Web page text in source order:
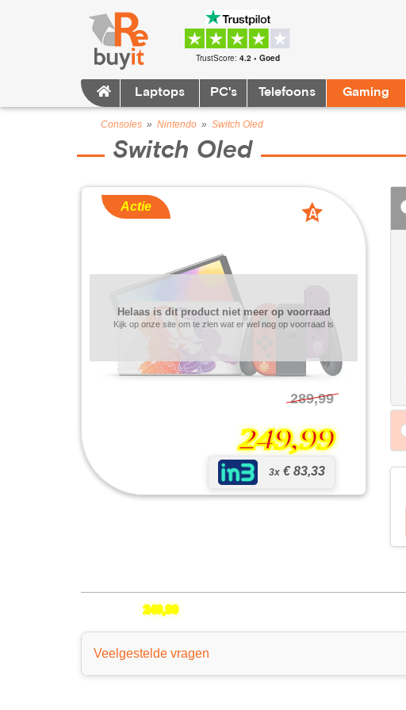
TrustScore: 4.2 • Goed
Laptops PC's Telefoons Gaming
Consoles » Nintendo » Switch Oled
Switch Oled
Actie
289,99
249,99
3x € 83,33
Helaas is dit product niet meer op voorraad
Kijk op onze site om te zien wat er wel nog op voorraad is
A
249,99
Veelgestelde vragen